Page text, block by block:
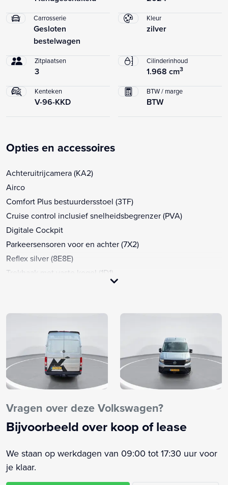
Carrosserie
Gesloten
bestelwagen
Kleur
zilver
Zitplaatsen
3
Cilinderinhoud
1.968 cm3
Kenteken
V-96-KKD
BTW / marge
BTW
Opties en accessoires
Achteruitrijcamera (KA2)
Airco
Comfort Plus bestuurdersstoel (3TF)
Cruise control inclusief snelheidsbegrenzer (PVA)
Digitale Cockpit
Parkeersensoren voor en achter (7X2)
Reflex silver (8E8E)
Trekhaak met vaste kogel (1D1)
Anti doorSlip Regeling
Apple Carplay/Android Auto
Armsteun voor
Bandenspanningsensoren (7K3)
Bestuurdersairbag
Bijrijdersbank incl. opbergvak (3SS)
Boordcomputer
Buitenspiegels elektrisch verstelbaar
Centrale deurvergrendeling met afstandsbediening
Comfort bestuurdersstoel (3TE)
Vragen over deze Volkswagen?
Bijvoorbeeld over koop of lease
We staan op werkdagen van 09:00 tot 17:30 uur voor
je klaar.